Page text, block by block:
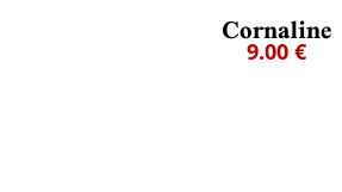
Cornaline
9.00 €